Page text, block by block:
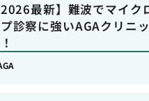
2026最新】難波でマイク
診察に強いAGAクリニ